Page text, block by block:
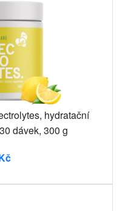
hydratační
dávek, 300 g